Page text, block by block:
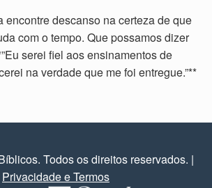
encontre descanso na certeza de que
com o tempo. Que possamos dizer
serei fiel aos ensinamentos de
na verdade que me foi entregue.”**
Todos os direitos reservados. |
Privacidade e Termos